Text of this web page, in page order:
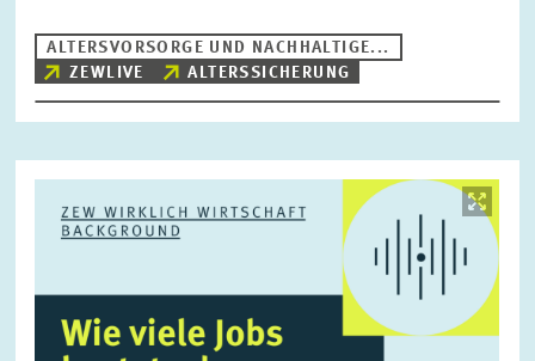
ZURÜCKSETZEN
ALTERSVORSORGE UND NACHHALTIGE...
ZEWLIVE
ALTERSSICHERUNG
öffnet